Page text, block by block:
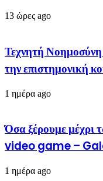
13 ώρες ago
Τεχνητή Νοημοσύνη
την επιστημονική
1 ημέρα ago
Όσα ξέρουμε μέχρι
video game –
1 ημέρα ago